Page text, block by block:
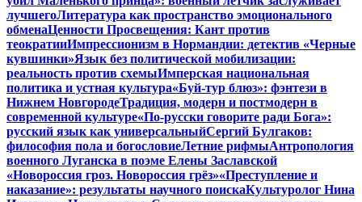
лучшегоЛитература как пространство эмоционального
обменаЦенности Просвещения: Кант против
теократииИмпрессионизм в Нормандии: детектив «Черные
кувшинки»Язык без политической мобилизации:
реальность против схемыИмперская национальная
политика и устная культура«Буй-тур блюз»: фэнтези в
Нижнем НовгородеТрадиция, модерн и постмодерн в
современной культуре«По-русски говорите ради Бога»:
русский язык как универсальныйСергий Булгаков:
философия пола и богословиеЛетние рифмыАнтропология
военного Луганска в поэме Елены Заславской
«Новороссия гроз. Новороссия грёз»«Преступление и
наказание»: результаты научного поискаКультуролог Нина